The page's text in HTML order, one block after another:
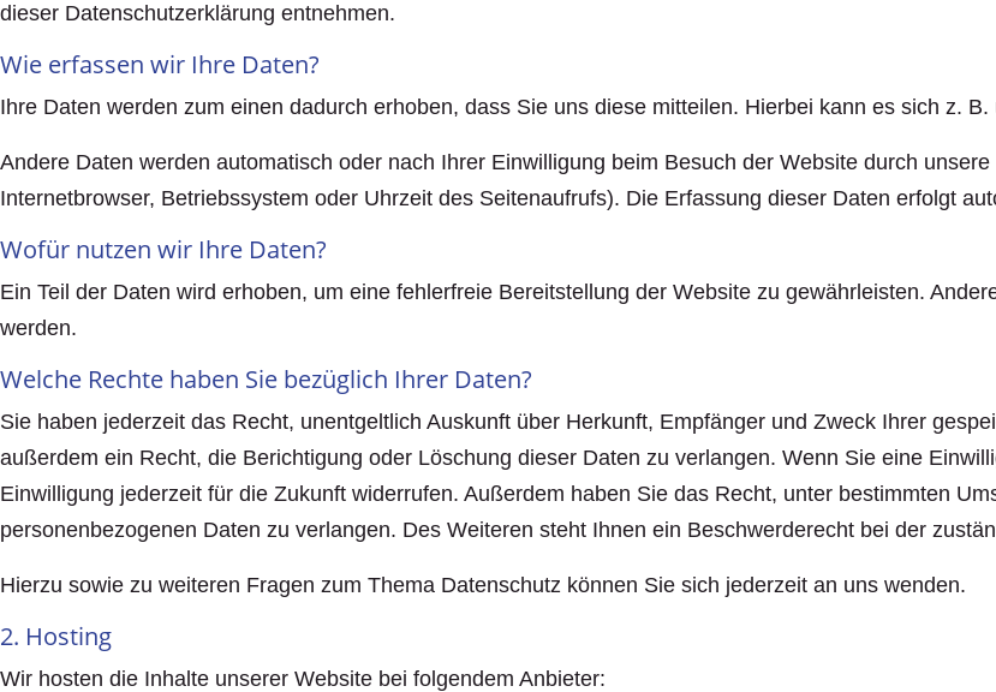
dieser Datenschutzerklärung entnehmen.
Wie erfassen wir Ihre Daten?
Ihre Daten werden zum einen dadurch erhoben, dass Sie uns diese mitteilen. Hierbei kann es sich z.
Andere Daten werden automatisch oder nach Ihrer Einwilligung beim Besuch der Website durch
Internetbrowser, Betriebssystem oder Uhrzeit des Seitenaufrufs). Die Erfassung dieser Daten erfolgt
Wofür nutzen wir Ihre Daten?
Ein Teil der Daten wird erhoben, um eine fehlerfreie Bereitstellung der Website zu gewährleisten.
werden.
Welche Rechte haben Sie bezüglich Ihrer Daten?
Sie haben jederzeit das Recht, unentgeltlich Auskunft über Herkunft, Empfänger und Zweck Ihrer
außerdem ein Recht, die Berichtigung oder Löschung dieser Daten zu verlangen. Wenn Sie eine
Einwilligung jederzeit für die Zukunft widerrufen. Außerdem haben Sie das Recht, unter bestimmten
personenbezogenen Daten zu verlangen. Des Weiteren steht Ihnen ein Beschwerderecht bei der
Hierzu sowie zu weiteren Fragen zum Thema Datenschutz können Sie sich jederzeit an uns wenden.
2. Hosting
Wir hosten die Inhalte unserer Website bei folgendem Anbieter: